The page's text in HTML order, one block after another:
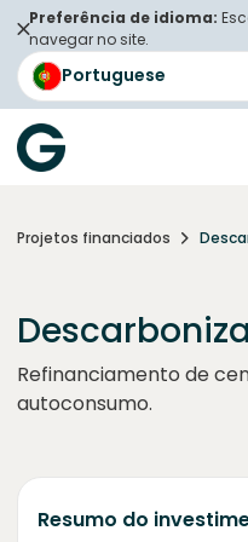
Preferência de idioma:
navegar no site.
Portuguese
Projetos financiados
Refinanciamento de
autoconsumo.
Resumo do